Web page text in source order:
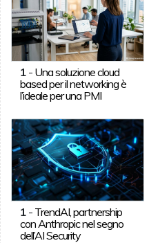
1- Una soluzione cloud
based per il networking è
l’ideale per una PMI
1- TrendAI, partnership
con Anthropic nel segno
dell’AI Security